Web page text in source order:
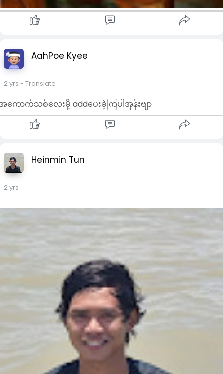
AahPoe Kyee
2 yrs - Translate
ကောက်သစ်လေးမို့ addပေးခဲ့ကြပါအုန်းဗျာ
Heinmin Tun
2 yrs